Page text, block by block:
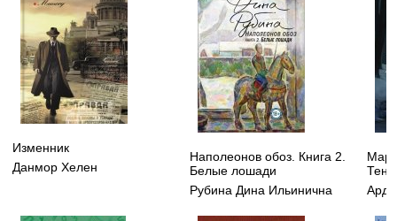
Изменник
Данмор Хелен
Наполеонов обоз. Книга 2.
Белые лошади
Рубина Дина Ильинична
Тень